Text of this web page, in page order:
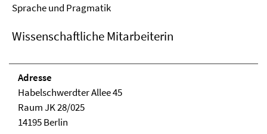
Sprache und Pragmatik
Wissenschaftliche Mitarbeiterin
Adresse
Habelschwerdter Allee 45
Raum JK 28/025
14195 Berlin